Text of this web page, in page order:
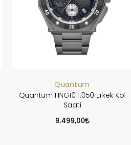
Quantum
Quantum HNG1011.050 Erkek Kol
Saati
9.499,00